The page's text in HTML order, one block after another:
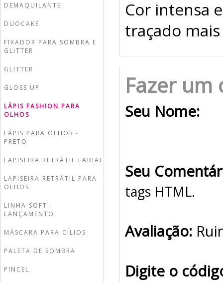
DEMAQUILANTE
DUOCAKE
FIXADOR PARA SOMBRA E
GLITTER
GLITTER
GLOSS UP
LÁPIS FASHION PARA
OLHOS
LÁPIS PARA OLHOS -
PRETO
LAPISEIRA RETRÁTIL LABIAL
LAPISEIRA RETRÁTIL PARA
OLHOS
LINHA SOFT -
LANÇAMENTO
MÁSCARA PARA CÍLIOS
PALETA DE SOMBRA
PINCEL
Cor intensa
traçado
Fazer um
Seu Nome:
Seu
tags HTML.
Avaliação:
Digite o